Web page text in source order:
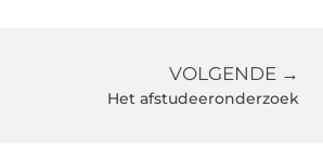
VOLGENDE →
Het afstudeeronderzoek